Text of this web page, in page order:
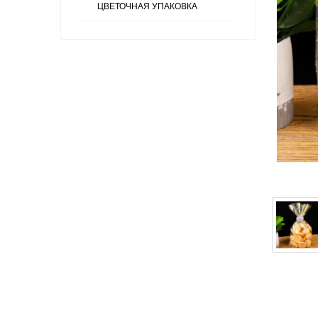
ЦВЕТОЧНАЯ УПАКОВКА